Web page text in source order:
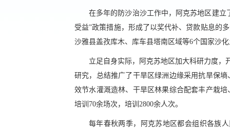
在多年的防沙治沙工作中，阿克苏地区建
受益”政策措施，形成了以奖代补、贷款贴息的
沙雅县盖孜库木、库车县塔南区域等6个国家沙
立足自身实际，阿克苏地区加大科研力度，
研究，总结推广了干旱区绿洲边缘采用抗旱保
效节水灌溉造林、干旱区林果综合配套丰产栽
培训70余场次，培训2800余人次。
每年春秋两季，阿克苏地区都会组织各族